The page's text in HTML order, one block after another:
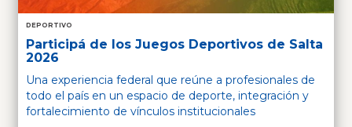
DEPORTIVO
Participá de los Juegos Deportivos de Salta
2026
Una experiencia federal que reúne a profesionales de
todo el país en un espacio de deporte, integración y
fortalecimiento de vínculos institucionales